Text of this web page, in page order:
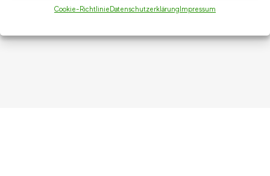
Cookie-RichtlinieDatenschutzerklärungImpressum